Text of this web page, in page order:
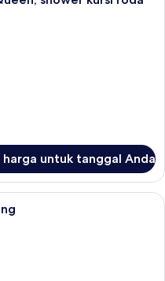
harga untuk tanggal Anda
premium, bantalan ekstra